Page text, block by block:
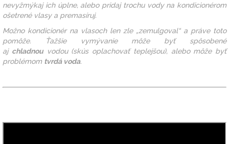
nevyžmýkaj ich úplne, alebo pridaj trochu vody na kondicionérom
ošetrené vlasy a premasíruj.
Možno kondicionér na vlasoch len zle „zemulgoval“ a práve toto
pomôže.
Ťažšie vymývanie môže byť spôsobené
aj chladnouvodou (skús oplachovať teplejšou), alebo môže byť
problémom tvrdá voda.